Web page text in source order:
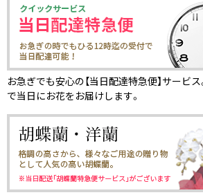
お急ぎでも安心の【当日配達特急便】サービ
で当日にお花をお届けします。